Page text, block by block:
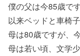
僕の父は今85歳で
以来ベッドと車椅
母は80歳ですが、
母は若い頃、文学